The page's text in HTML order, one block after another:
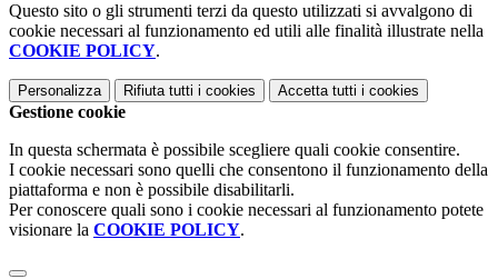
Questo sito o gli strumenti terzi da questo utilizzati si avvalgono di
cookie necessari al funzionamento ed utili alle finalità illustrate nella
COOKIE POLICY.
Personalizza Rifiuta tutti i cookies Accetta tutti i cookies
Gestione cookie
In questa schermata è possibile scegliere quali cookie consentire.
I cookie necessari sono quelli che consentono il funzionamento della
piattaforma e non è possibile disabilitarli.
Per conoscere quali sono i cookie necessari al funzionamento potete
visionare la COOKIE POLICY.